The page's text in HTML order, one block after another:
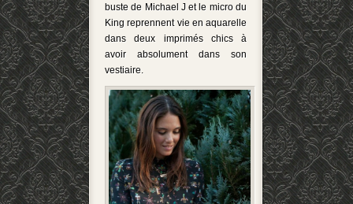
buste de Michael J et le micro du
King reprennent vie en aquarelle
dans deux imprimés chics à
avoir absolument dans son
vestiaire.